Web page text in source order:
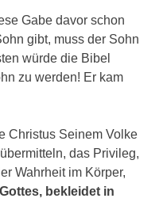
Gabe davor schon
gibt, muss der Sohn
würde die Bibel
zu werden! Er kam
Christus Seinem Volke
das Privileg,
Wahrheit im Körper,
bekleidet in